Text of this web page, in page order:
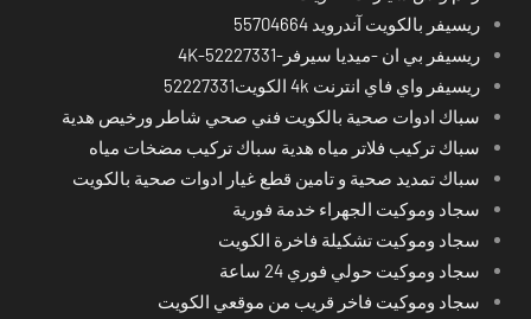
ريسيفر بالكويت آندرويد 55704664
ريسيفر بي ان -ميديا سيرفر-4K-52227331
ريسيفر واي فاي انترنت 4k الكويت52227331
سباك ادوات صحية بالكويت فني صحي شاطر ورخيص هدية
سباك تركيب فلاتر مياه هدية سباك تركيب مضخات مياه
سباك تمديد صحية و تامين قطع غيار ادوات صحية بالكويت
سجاد وموكيت الجهراء خدمة فورية
سجاد وموكيت تشكيلة فاخرة الكويت
سجاد وموكيت حولي فوري 24 ساعة
سجاد وموكيت فاخر قريب من موقعي الكويت